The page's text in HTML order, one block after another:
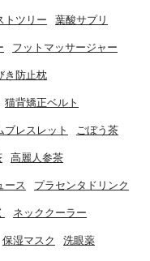
トツリー 葉酸サプリ
フットマッサージャー
き防止枕
猫背矯正ベルト
ブレスレット ごぼう茶
高麗人参茶
ース プラセンタドリンク
ネッククーラー
保湿マスク 洗眼薬